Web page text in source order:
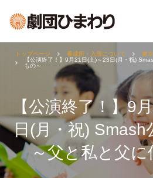
【公演終了！】9
日(月・祝) Smash
～父と私と父
トップページ 養成所・入所について 東
【公演終了！】9月21日(土)～23日(月・祝)
もの～